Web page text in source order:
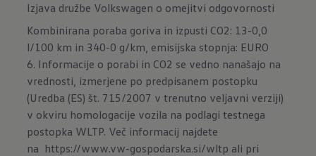
Izjava družbe Volkswagen o omejitvi odgovornosti
Kombinirana poraba goriva in izpusti CO2: 13-0,0
l/100 km in 340-0 g/km, emisijska stopnja: EURO
6. Informacije o porabi in CO2 se vedno nanašajo na
vrednosti, izmerjene po predpisanem postopku
(Uredba (ES) št. 715/2007 v trenutno veljavni verziji)
v okviru homologacije vozila na podlagi testnega
postopka WLTP. Več informacij najdete
na https://www.vw-gospodarska.si/wltp ali pri